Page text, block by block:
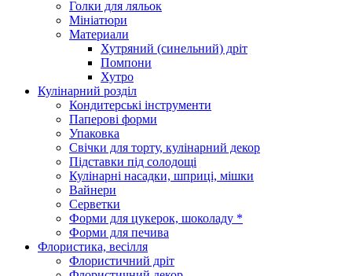
Голки для ляльок
Мініатюри
Материали
Хутряний (синельний) дріт
Помпони
Хутро
Кулінарний розділ
Кондитерські інструменти
Паперові форми
Упаковка
Свічки для торту, кулінарний декор
Підставки під солодощі
Кулінарні насадки, шприці, мішки
Вайнери
Серветки
Форми для цукерок, шоколаду *
Форми для печива
Флористика, весілля
Флористичний дріт